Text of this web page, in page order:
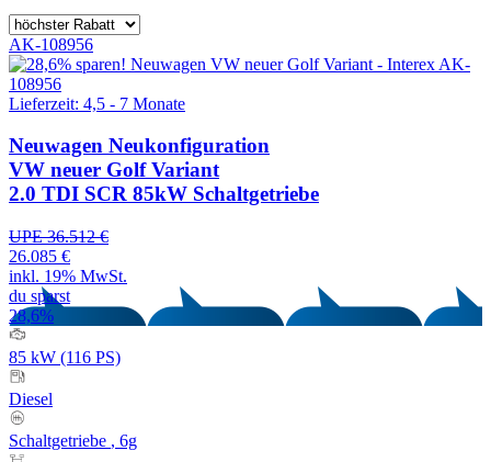
AK-108956
Lieferzeit: 4,5 - 7 Monate
Neuwagen Neukonfiguration
VW neuer Golf Variant
2.0 TDI SCR 85kW Schaltgetriebe
UPE 36.512 €
26.085 €
inkl. 19% MwSt.
du sparst
28,6%
85 kW (116 PS)
Diesel
Schaltgetriebe , 6g